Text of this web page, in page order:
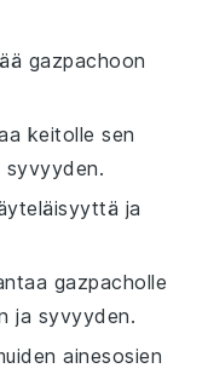
gazpachoon
keitolle sen
syvyyden.
ja
gazpacholle
ja syvyyden.
ainesosien